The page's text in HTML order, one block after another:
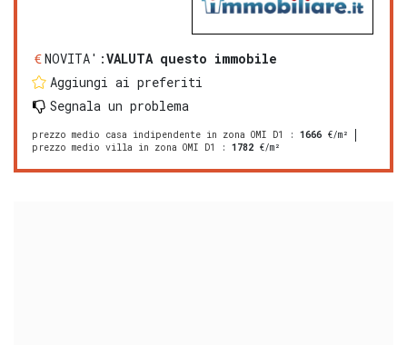
NOVITA':VALUTA questo immobile
Aggiungi ai preferiti
Segnala un problema
prezzo medio casa indipendente in zona OMI D1 : 1666 €/m²
prezzo medio villa in zona OMI D1
: 1782 €/m²